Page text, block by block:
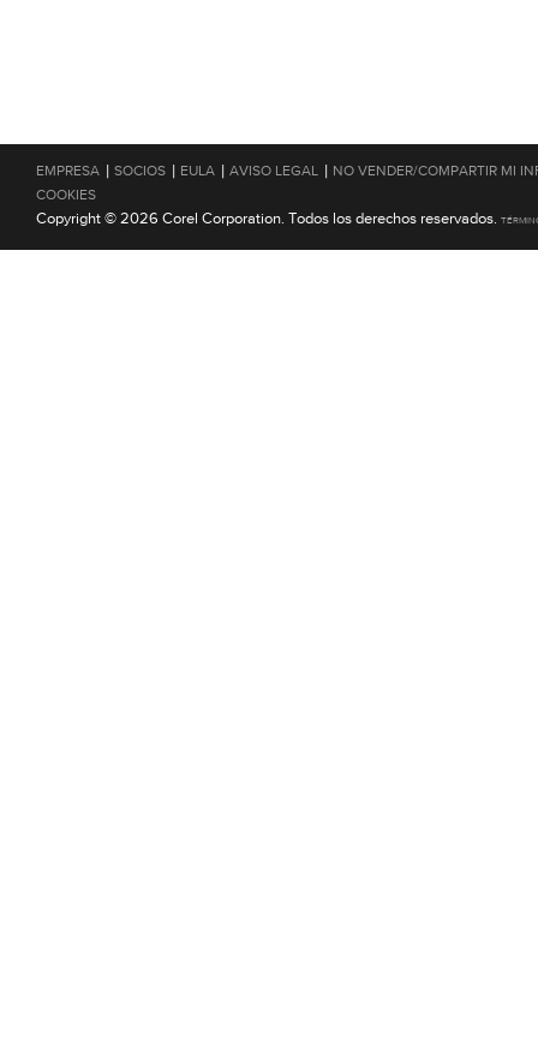
EMPRESA | SOCIOS | EULA | AVISO LEGAL | NO VENDER/COMPARTIR MI
COOKIES
Copyright © 2026 Corel Corporation. Todos los derechos reservados.